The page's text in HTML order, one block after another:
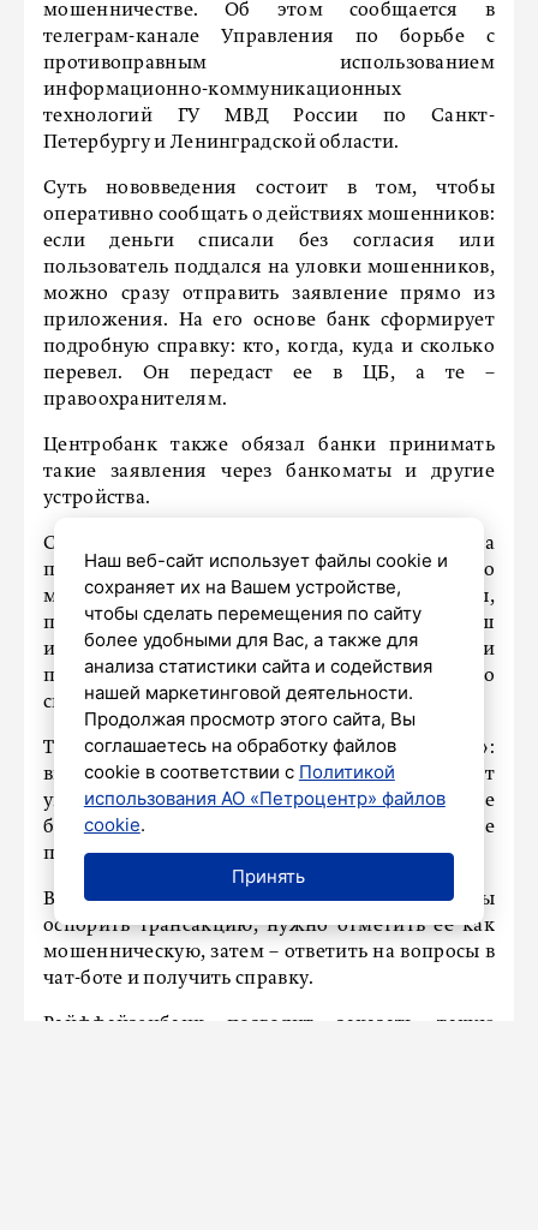
мошенничестве. Об этом сообщается в
телеграм-канале Управления по борьбе с
противоправным использованием
информационно-коммуникационных
технологий ГУ МВД России по Санкт-
Петербургу и Ленинградской области.
Суть нововведения состоит в том, чтобы
оперативно сообщать о действиях мошенников:
если деньги списали без согласия или
пользователь поддался на уловки мошенников,
можно сразу отправить заявление прямо из
приложения. На его основе банк сформирует
подробную справку: кто, когда, куда и сколько
перевел. Он передаст ее в ЦБ, а те –
правоохранителям.
Центробанк также обязал банки принимать
такие заявления через банкоматы и другие
устройства.
Сообщается, что «Сбер» уже с 2019 года
предлагает функцию «Сообщить о
мошеннике». С 1 октября 2025 года клиенты,
подавшие заявление в полицию, получат пуш
или СМС с ссылкой – перейдя по ней, они
попадут в чат и смогут запросить справку по
спорным операциям.
Т-Банк тоже внедрил «тревожную кнопку»:
выбрав операцию «Оспорить», клиент может
указать, что деньги украли. Доступ к карте
будет временно ограничен, а данные
получателя уйдут в ЦБ на проверку.
ВТБ запустил функцию 1 октября. Чтобы
оспорить трансакцию, нужно отметить ее как
мошенническую, затем – ответить на вопросы в
чат-боте и получить справку.
Райффайзенбанк позволит заказать такую
Наш веб-сайт использует файлы cookie и
сохраняет их на Вашем устройстве,
чтобы сделать перемещения по сайту
более удобными для Вас, а также для
анализа статистики сайта и содействия
нашей маркетинговой деятельности.
Продолжая просмотр этого сайта, Вы
соглашаетесь на обработку файлов
cookie в соответствии с Политикой
использования АО «Петроцентр» файлов
cookie.
Принять